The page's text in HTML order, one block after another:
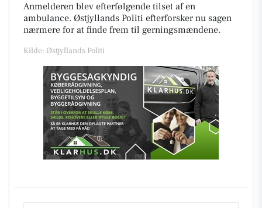
Anmelderen blev efterfølgende tilset af en
ambulance. Østjyllands Politi efterforsker nu sagen
nærmere for at finde frem til gerningsmændene.
Kilde: Østjyllands Politi